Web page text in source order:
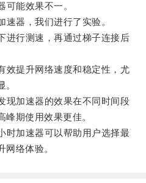
能效果不一。
器，我们进行了实验。
行测速，再通过梯子连接后
提升网络速度和稳定性，尤
加速器的效果在不同时间段
期使用效果更佳。
加速器可以帮助用户选择最
网络体验。